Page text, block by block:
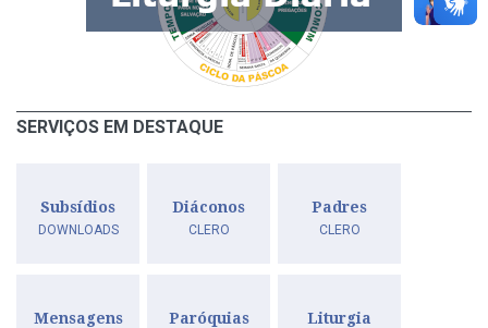
SERVIÇOS EM DESTAQUE
Subsídios
DOWNLOADS
Diáconos
CLERO
Padres
CLERO
Mensagens Paróquias Liturgia